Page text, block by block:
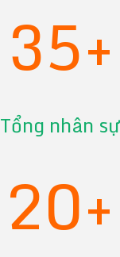
35+
Tổng nhân sự
20+